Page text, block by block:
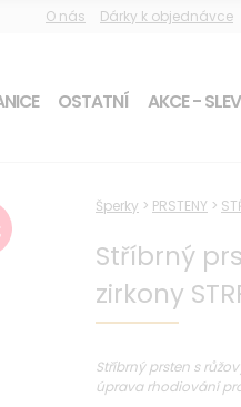
O nás Dárky k objednávce
OSTATNÍ
AKCE -
Šperky > PRSTENY >
Stříbrný
zirkony
Stříbrný prsten s
úprava rhodiování